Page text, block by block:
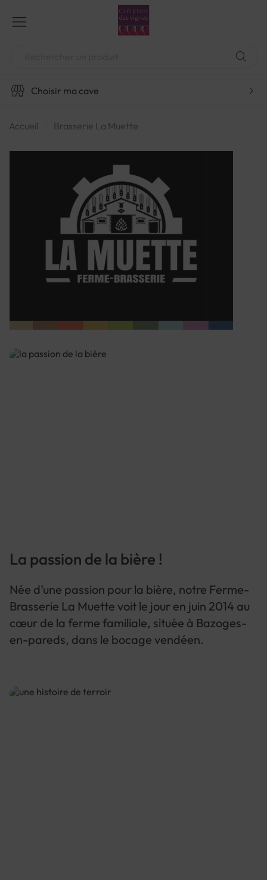
contenu
Choisir ma cave
Accueil Brasserie La Muette
La passion de la bière !
Née d’une passion pour la bière, notre Ferme-
Brasserie La Muette voit le jour en juin 2014 au
cœur de la ferme familiale, située à Bazoges-
en-pareds, dans le bocage vendéen.